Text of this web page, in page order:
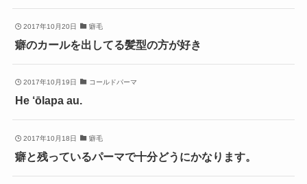
2017年10月20日 癖毛
癖のカールを出してる髪型の方が好き
2017年10月19日 コールドパーマ
He ‘ōlapa au.
2017年10月18日 癖毛
癖と残っているパーマで十分どうにかなります。